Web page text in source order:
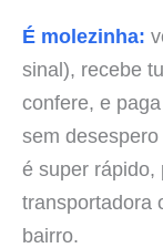
É molezinha:
sinal), recebe
confere, e
sem
é super rápido,
transportadora
bairro.